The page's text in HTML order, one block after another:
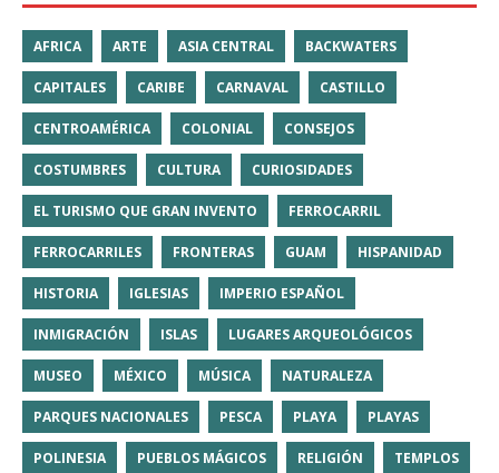
AFRICA ARTE ASIA CENTRAL BACKWATERS
CAPITALES CARIBE CARNAVAL CASTILLO
CENTROAMÉRICA COLONIAL CONSEJOS
COSTUMBRES CULTURA CURIOSIDADES
EL TURISMO QUE GRAN INVENTO FERROCARRIL
FERROCARRILES FRONTERAS GUAM HISPANIDAD
HISTORIA IGLESIAS IMPERIO ESPAÑOL
INMIGRACIÓN ISLAS LUGARES ARQUEOLÓGICOS
MUSEO MÉXICO MÚSICA NATURALEZA
PARQUES NACIONALES PESCA PLAYA PLAYAS
POLINESIA PUEBLOS MÁGICOS RELIGIÓN TEMPLOS